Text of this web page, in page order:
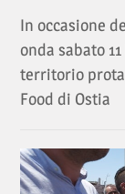
In occasione
onda sabato
territorio
Food di Ostia